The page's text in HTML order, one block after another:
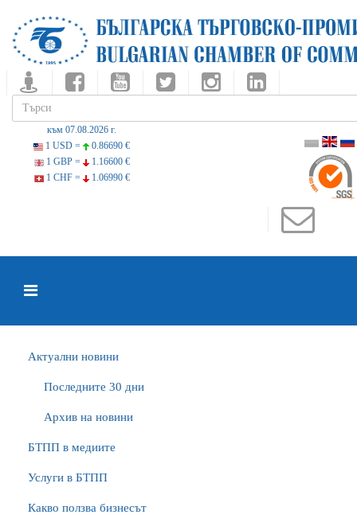
към 07.08.2026 г.
1 USD =
0.86690 €
1 GBP =
1.16600 €
1 CHF =
1.06990 €
Актуални новини
Последните 30 дни
Архив на новини
БTПП в медиите
Услуги в БТПП
Какво ползва бизнесът